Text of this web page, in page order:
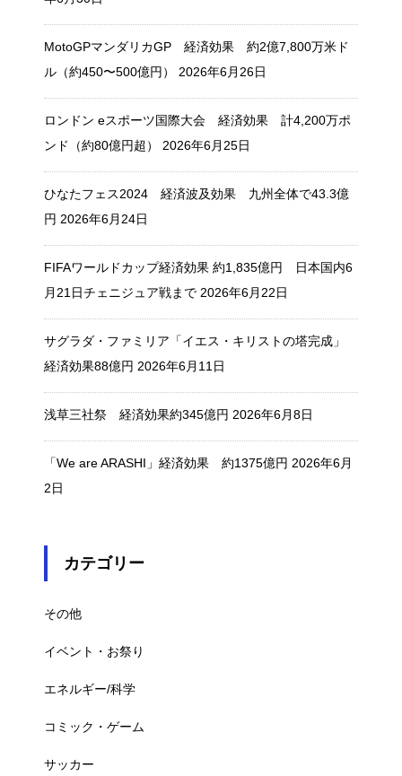
MotoGPマンダリカGP 経済効果 約2億7,800万米ド
ル（約450〜500億円）
2026年6月26日
ロンドン eスポーツ国際大会 経済効果 計4,200万ポ
ンド（約80億円超）
2026年6月25日
ひなたフェス2024 経済波及効果 九州全体で43.3億
円 2026年6月24日
FIFAワールドカップ経済効果 約1,835億円 日本国内6
月21日チェニジュア戦まで 2026年6月22日
サグラダ・ファミリア「イエス・キリストの塔完成」
経済効果88億円 2026年6月11日
浅草三社祭 経済効果約345億円 2026年6月8日
「We are ARASHI」経済効果 約1375億円 2026年6月
2日
カテゴリー
その他
イベント・お祭り
エネルギー/科学
コミック・ゲーム
サッカー